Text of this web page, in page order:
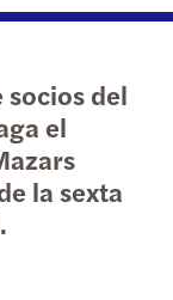
del
el
la sexta